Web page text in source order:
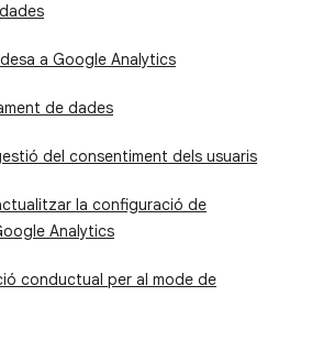
a Google Analytics
de dades
del consentiment dels usuaris
la configuració de
Analytics
conductual per al mode de